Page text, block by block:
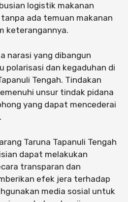
logistik makanan
ada temuan makanan
keterangannya.
narasi yang dibangun
polarisasi dan kegaduhan di
Tengah. Tindakan
unsur tindak pidana
yang dapat mencederai
Taruna Tapanuli Tengah
dapat melakukan
transparan dan
efek jera terhadap
media sosial untuk